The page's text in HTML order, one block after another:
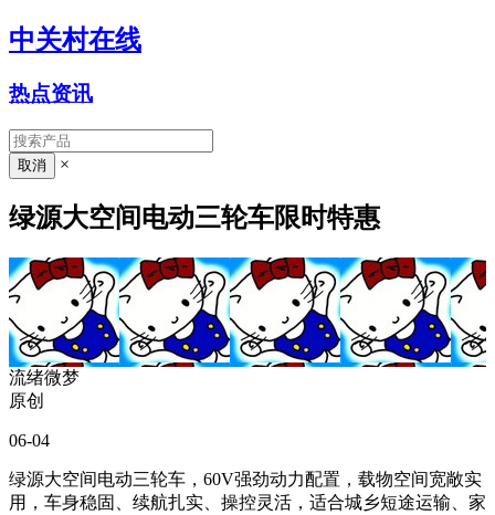
中关村在线
热点资讯
×
绿源大空间电动三轮车限时特惠
流绪微梦
原创
06-04
绿源大空间电动三轮车，60V强劲动力配置，载物空间宽敞实
用，车身稳固、续航扎实、操控灵活，适合城乡短途运输、家